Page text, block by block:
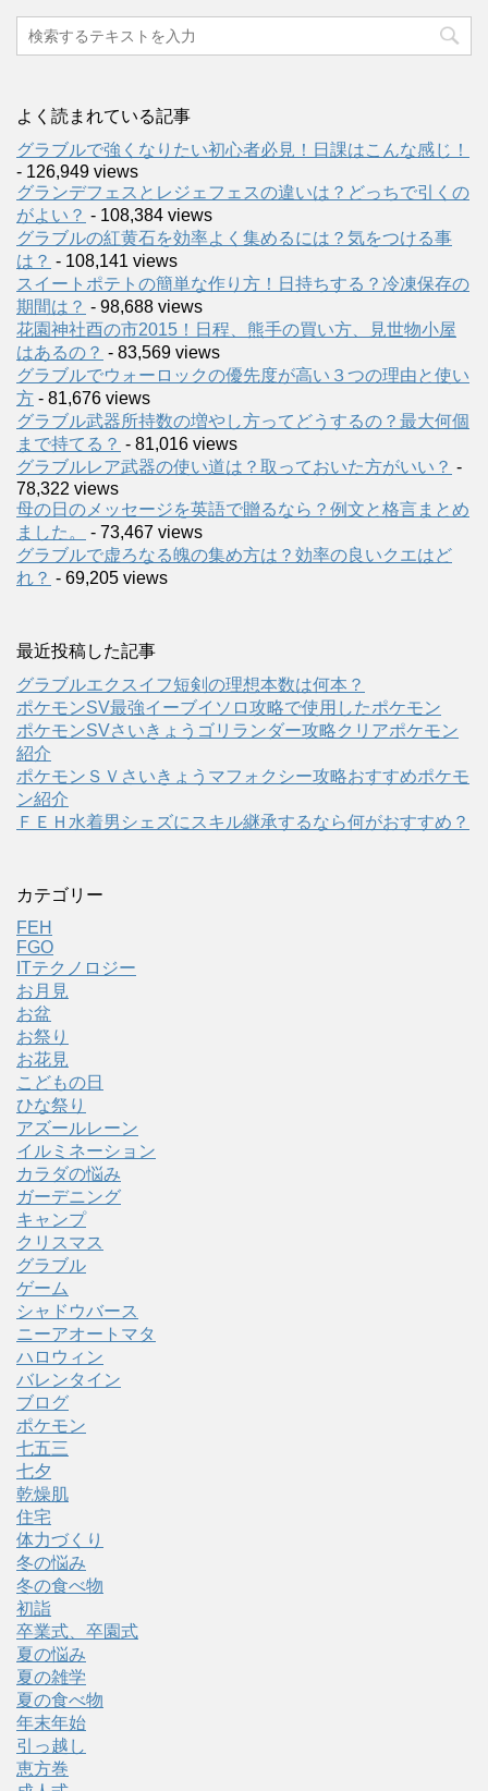
よく読まれている記事
グラブルで強くなりたい初心者必見！日課はこんな感じ！
- 126,949 views
グランデフェスとレジェフェスの違いは？どっちで引くの
がよい？ - 108,384 views
グラブルの紅黄石を効率よく集めるには？気をつける事
は？ - 108,141 views
スイートポテトの簡単な作り方！日持ちする？冷凍保存の
期間は？ - 98,688 views
花園神社酉の市2015！日程、熊手の買い方、見世物小屋
はあるの？ - 83,569 views
グラブルでウォーロックの優先度が高い３つの理由と使い
方 - 81,676 views
グラブル武器所持数の増やし方ってどうするの？最大何個
まで持てる？ - 81,016 views
グラブルレア武器の使い道は？取っておいた方がいい？ -
78,322 views
母の日のメッセージを英語で贈るなら？例文と格言まとめ
ました。
- 73,467 views
グラブルで虚ろなる魄の集め方は？効率の良いクエはど
れ？ - 69,205 views
最近投稿した記事
グラブルエクスイフ短剣の理想本数は何本？
ポケモンSV最強イーブイソロ攻略で使用したポケモン
ポケモンSVさいきょうゴリランダー攻略クリアポケモン
紹介
ポケモンＳＶさいきょうマフォクシー攻略おすすめポケモ
ン紹介
ＦＥＨ水着男シェズにスキル継承するなら何がおすすめ？
カテゴリー
FEH
FGO
ITテクノロジー
お月見
お盆
お祭り
お花見
こどもの日
ひな祭り
アズールレーン
イルミネーション
カラダの悩み
ガーデニング
キャンプ
クリスマス
グラブル
ゲーム
シャドウバース
ニーアオートマタ
ハロウィン
バレンタイン
ブログ
ポケモン
七五三
七夕
乾燥肌
住宅
体力づくり
冬の悩み
冬の食べ物
初詣
卒業式、卒園式
夏の悩み
夏の雑学
夏の食べ物
年末年始
引っ越し
恵方巻